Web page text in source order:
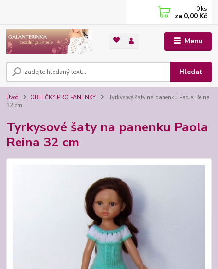
Menu
Hledat
0 ks
za 0,00 Kč
Úvod OBLEČKY PRO PANENKY
Tyrkysové šaty na panenku Paola Reina
32 cm
Tyrkysové šaty na panenku Paola
Reina 32 cm